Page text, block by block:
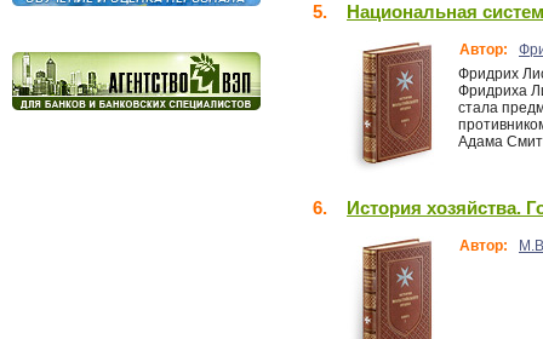
5. Национальная
Автор:
Фридрих
Фридриха
стала
Адама
6. История хозяйства.
Автор: